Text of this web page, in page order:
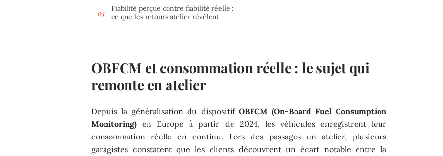
Fiabilité perçue contre fiabilité réelle :
ce que les retours atelier révèlent
OBFCM et consommation réelle : le sujet qui
remonte en atelier
Depuis la généralisation du dispositif OBFCM (On-Board Fuel Consumption
Monitoring) en Europe à partir de 2024, les véhicules enregistrent leur
consommation réelle en continu. Lors des passages en atelier, plusieurs
garagistes constatent que les clients découvrent un écart notable entre la